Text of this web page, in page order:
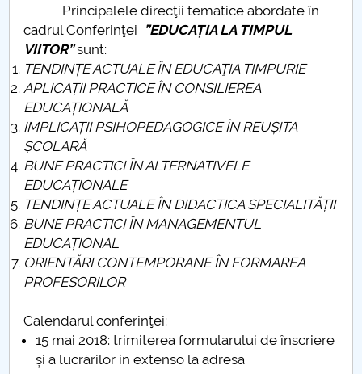
Principalele direcţii tematice abordate în
cadrul Conferinţei ”EDUCAȚIA LA TIMPUL
VIITOR”sunt:
TENDINȚE ACTUALE ÎN EDUCAŢIA TIMPURIE
APLICAȚII PRACTICE ÎN CONSILIEREA
EDUCAȚIONALĂ
IMPLICAȚII PSIHOPEDAGOGICE ÎN REUȘITA
ȘCOLARĂ
BUNE PRACTICI ÎN ALTERNATIVELE
EDUCAȚIONALE
TENDINȚE ACTUALE ÎN DIDACTICA SPECIALITĂȚII
BUNE PRACTICI ÎN MANAGEMENTUL
EDUCAȚIONAL
ORIENTĂRI CONTEMPORANE ÎN FORMAREA
PROFESORILOR
Calendarul conferinţei:
15 mai 2018: trimiterea formularului de înscriere
și a lucrărilor in extenso la adresa